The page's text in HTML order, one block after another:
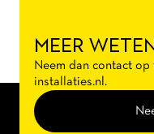
MEER
Neem dan contact
installaties.nl.